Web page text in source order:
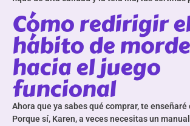
Cómo redirigir
hábito de
hacia el juego
funcional
Ahora que ya sabes qué comprar, te enseñaré
Porque sí, Karen, a veces necesitas un